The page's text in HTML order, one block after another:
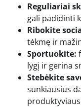
Reguliariai
gali padidinti
Ribokite
tėkmę ir
Sportuokite:
lygį ir gerina
Stebėkite
sunkiausius